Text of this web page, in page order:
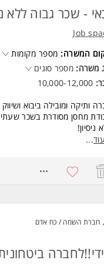
- שכר גבוה ללא
Job
המשרה: מספר מקומות
משרה: מספר סוגים
10,000-12,000
ותיקה ומובילה ביבוא
מחסן מסודרת בשכר
ניסיון!
והכנת הזמנות.
קרטונים על משטחים.
ותנאים:
(בהתאם לניסיון)!
התמדה 2,000 לאחר שנה!
נוספות בתשלום לפי
עבודה מקצועית ודינמית
עוד...
חברת השמה / כח אדם